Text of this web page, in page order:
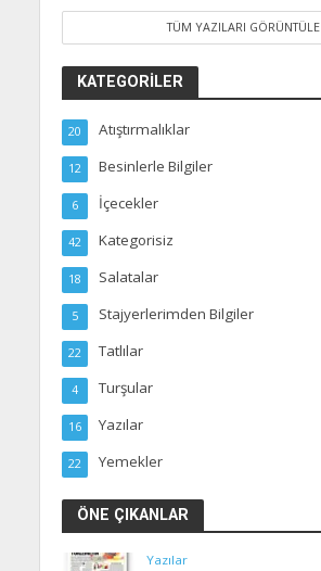
TÜM YAZILARI GÖRÜNTÜLE
KATEGORILER
Atıştırmalıklar
20
Besinlerle Bilgiler
12
İçecekler
6
Kategorisiz
42
Salatalar
18
Stajyerlerimden Bilgiler
5
Tatlılar
22
Turşular
4
Yazılar
16
Yemekler
22
ÖNE ÇIKANLAR
Yazılar